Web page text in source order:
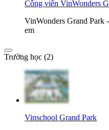
Công viên VinWonders
VinWonders Grand
em
Trường học (2)
Vinschool Grand Park